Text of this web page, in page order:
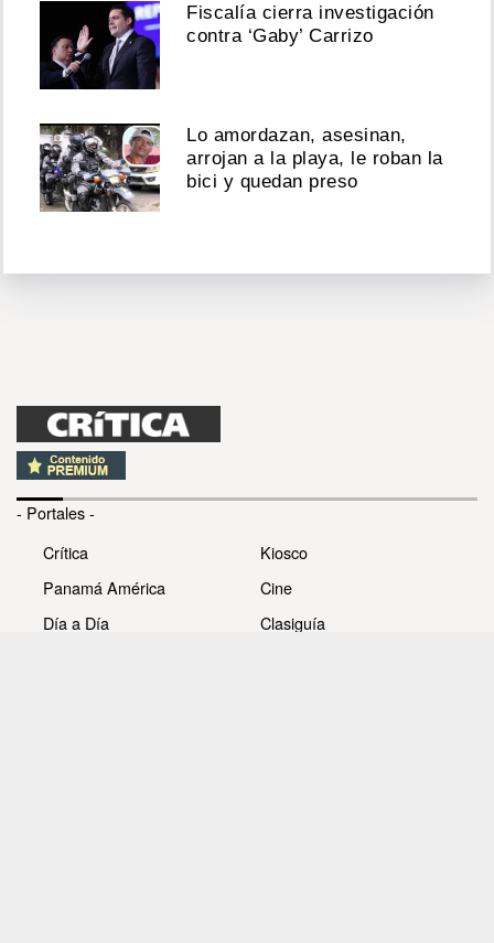
Fiscalía cierra investigación
contra ‘Gaby’ Carrizo
Lo amordazan, asesinan,
arrojan a la playa, le roban la
bici y quedan preso
- Portales -
Crítica
Panamá América
Día a Día
Kiosco
Cine
Clasiguía